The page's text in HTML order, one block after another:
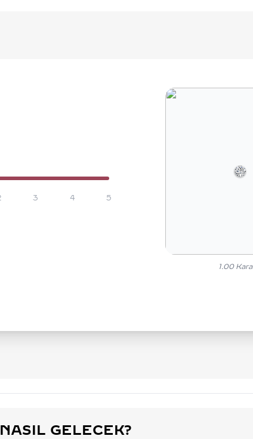
3 4 5
1.00
GELECEK?